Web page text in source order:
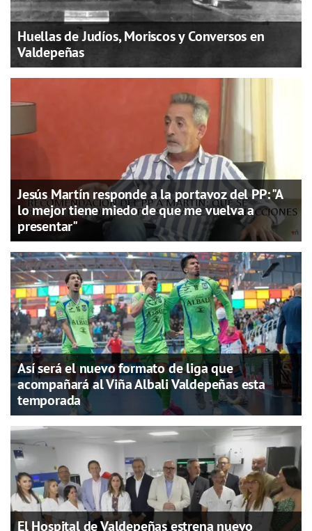
Huellas de Judíos, Moriscos y Conversos en
Valdepeñas
Jesús Martín responde a la portavoz del PP: "A
lo mejor tiene miedo de que me vuelva a
presentar"
Así será el nuevo formato de liga que
acompañará al Viña Albali Valdepeñas esta
temporada
El Hospital de Valdepeñas estrena nuevo